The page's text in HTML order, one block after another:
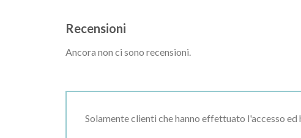
Recensioni
Ancora non ci sono recensioni.
Solamente clienti che hanno effettuato l'accesso